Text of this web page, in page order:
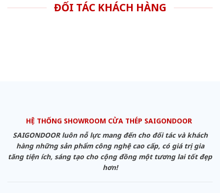
ĐỐI TÁC KHÁCH HÀNG
HỆ THỐNG SHOWROOM CỬA THÉP SAIGONDOOR
SAIGONDOOR luôn nỗ lực mang đến cho đối tác và khách
hàng những sản phẩm công nghệ cao cấp, có giá trị gia
tăng tiện ích, sáng tạo cho cộng đồng một tương lai tốt đẹp
hơn!